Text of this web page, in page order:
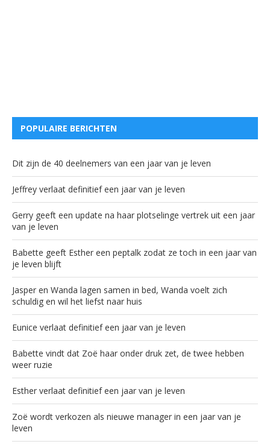
POPULAIRE BERICHTEN
Dit zijn de 40 deelnemers van een jaar van je leven
Jeffrey verlaat definitief een jaar van je leven
Gerry geeft een update na haar plotselinge vertrek uit een jaar
van je leven
Babette geeft Esther een peptalk zodat ze toch in een jaar van
je leven blijft
Jasper en Wanda lagen samen in bed, Wanda voelt zich
schuldig en wil het liefst naar huis
Eunice verlaat definitief een jaar van je leven
Babette vindt dat Zoë haar onder druk zet, de twee hebben
weer ruzie
Esther verlaat definitief een jaar van je leven
Zoë wordt verkozen als nieuwe manager in een jaar van je
leven